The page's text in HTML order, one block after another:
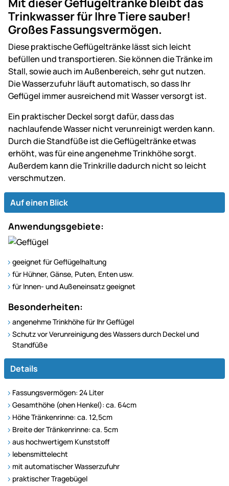
Trinkwasser für Ihre Tiere sauber!
Großes Fassungsvermögen.
Diese praktische Geflügeltränke lässt sich leicht
befüllen und transportieren. Sie können die Tränke im
Stall, sowie auch im Außenbereich, sehr gut nutzen.
Die Wasserzufuhr läuft automatisch, so dass Ihr
Geflügel immer ausreichend mit Wasser versorgt ist.
Ein praktischer Deckel sorgt dafür, dass das
nachlaufende Wasser nicht verunreinigt werden kann.
Durch die Standfüße ist die Geflügeltränke etwas
erhöht, was für eine angenehme Trinkhöhe sorgt.
Außerdem kann die Trinkrille dadurch nicht so leicht
verschmutzen.
Auf einen Blick
Anwendungsgebiete:
geeignet für Geflügelhaltung
für Hühner, Gänse, Puten, Enten usw.
für Innen- und Außeneinsatz geeignet
Besonderheiten:
angenehme Trinkhöhe für Ihr Geflügel
Schutz vor Verunreinigung des Wassers durch Deckel und
Standfüße
Details
Fassungsvermögen: 24 Liter
Gesamthöhe (ohen Henkel): ca. 64cm
Höhe Tränkenrinne: ca. 12,5cm
Breite der Tränkenrinne: ca. 5cm
aus hochwertigem Kunststoff
lebensmittelecht
mit automatischer Wasserzufuhr
praktischer Tragebügel